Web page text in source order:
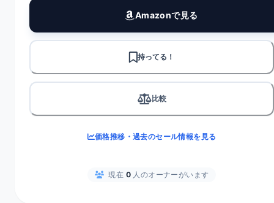
Amazonで見る
持ってる！
比較
価格推移・過去のセール情報を見る
現在 0 人のオーナーがいます